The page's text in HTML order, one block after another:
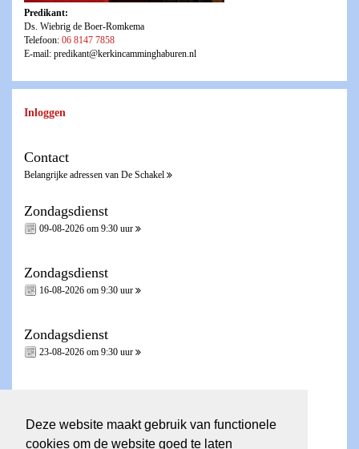
Deze website maakt gebruik van functionele
cookies om de website goed te laten
Predikant:
Ds. Wiebrig de Boer-Romkema
Telefoon: 06 8147 7858
E-mail: predikant@kerkincamminghaburen.nl
Inloggen
Contact
Belangrijke adressen van De Schakel
Zondagsdienst
09-08-2026 om 9:30 uur
Zondagsdienst
16-08-2026 om 9:30 uur
Zondagsdienst
23-08-2026 om 9:30 uur